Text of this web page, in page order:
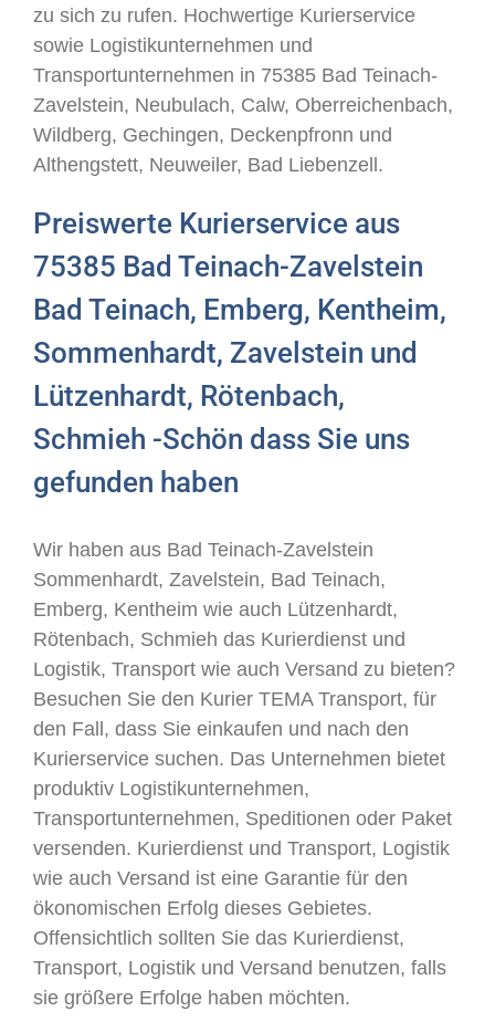
zu sich zu rufen. Hochwertige Kurierservice
sowie Logistikunternehmen und
Transportunternehmen in 75385 Bad Teinach-
Zavelstein, Neubulach, Calw, Oberreichenbach,
Wildberg, Gechingen, Deckenpfronn und
Althengstett, Neuweiler, Bad Liebenzell.
Preiswerte Kurierservice aus
75385 Bad Teinach-Zavelstein
Bad Teinach, Emberg, Kentheim,
Sommenhardt, Zavelstein und
Lützenhardt, Rötenbach,
Schmieh -Schön dass Sie uns
gefunden haben
Wir haben aus Bad Teinach-Zavelstein
Sommenhardt, Zavelstein, Bad Teinach,
Emberg, Kentheim wie auch Lützenhardt,
Rötenbach, Schmieh das Kurierdienst und
Logistik, Transport wie auch Versand zu bieten?
Besuchen Sie den Kurier TEMA Transport, für
den Fall, dass Sie einkaufen und nach den
Kurierservice suchen. Das Unternehmen bietet
produktiv Logistikunternehmen,
Transportunternehmen, Speditionen oder Paket
versenden. Kurierdienst und Transport, Logistik
wie auch Versand ist eine Garantie für den
ökonomischen Erfolg dieses Gebietes.
Offensichtlich sollten Sie das Kurierdienst,
Transport, Logistik und Versand benutzen, falls
sie größere Erfolge haben möchten.